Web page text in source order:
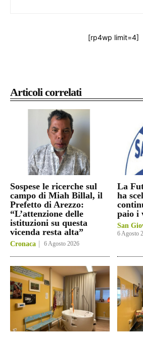
Articoli correlati
Sospese le ricerche sul
campo di Miah Billal, il
Prefetto di Arezzo:
“L’attenzione delle
istituzioni su questa
vicenda resta alta”
Cronaca 6 Agosto 2026
La
ha
paio i
San
6 Agosto
[rp4wp limit=4]